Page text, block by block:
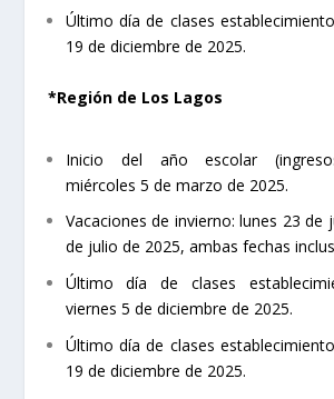
Último día de clases
19 de diciembre de 2025.
*Región de Los Lagos
Inicio del año escolar
miércoles 5 de marzo de 2025.
Vacaciones de invierno: lunes 23 de
de julio de 2025, ambas fechas
Último día de clases
viernes 5 de diciembre de 2025.
Último día de clases
19 de diciembre de 2025.